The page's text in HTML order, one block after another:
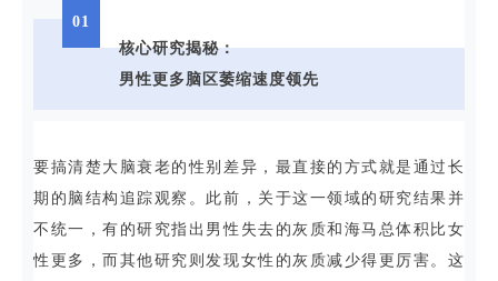
01
核心研究揭秘：
男性更多脑区萎缩速度领先
要搞清楚大脑衰老的性别差异，最直接的方式就是通过长
期的脑结构追踪观察。此前，关于这一领域的研究结果并
不统一，有的研究指出男性失去的灰质和海马总体积比女
性更多，而其他研究则发现女性的灰质减少得更厉害。这